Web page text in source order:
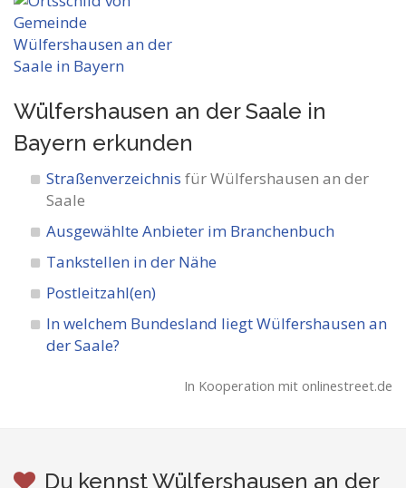
Wülfershausen an der Saale in
Bayern erkunden
Straßenverzeichnis für Wülfershausen an der
Saale
Ausgewählte Anbieter im Branchenbuch
Tankstellen in der Nähe
Postleitzahl(en)
In welchem Bundesland liegt Wülfershausen an
der Saale?
In Kooperation mit onlinestreet.de
Du kennst Wülfershausen an der